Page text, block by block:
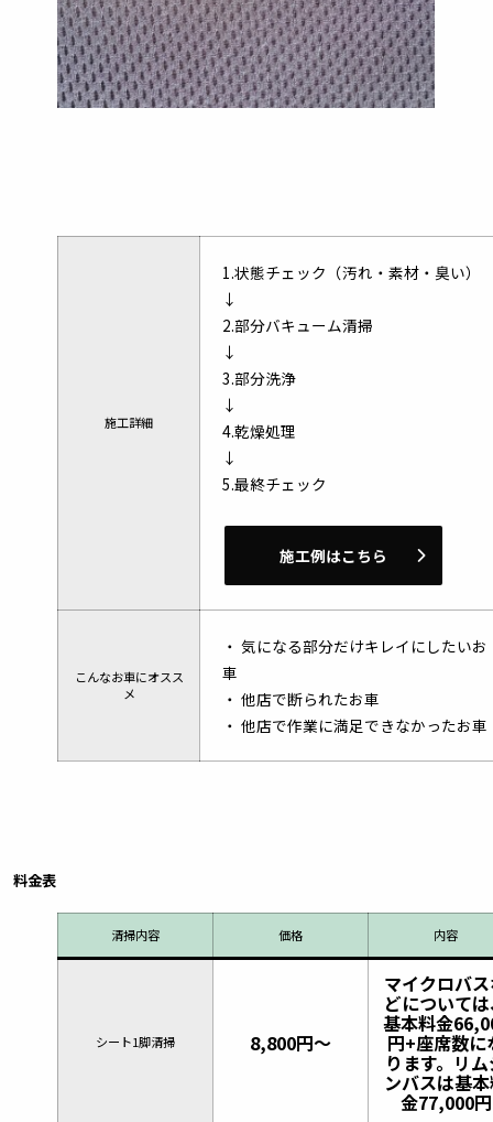
施工詳細
1.状態チェック（汚れ・素材・臭い）
↓
2.部分バキューム清掃
↓
3.部分洗浄
↓
4.乾燥処理
↓
5.最終チェック
施工例はこちら
こんなお車にオスス
メ
・ 気になる部分だけキレイにしたいお
車
・ 他店で断られたお車
・ 他店で作業に満足できなかったお車
料金表
清掃内容 価格 内容
シート1脚清掃 8,800円〜
マイクロバ
どについて
基本料金
円+座席数に
ります。リ
ンバスは基
金77,000円